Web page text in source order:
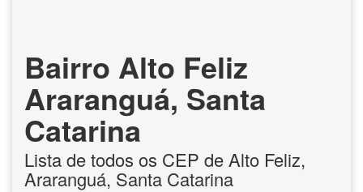
Bairro Alto Feliz
Araranguá, Santa
Catarina
Lista de todos os CEP de Alto Feliz,
Araranguá, Santa Catarina